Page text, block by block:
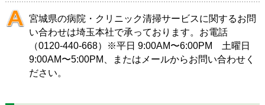
宮城県の病院・クリニック清掃サービスに関するお問
い合わせは埼玉本社で承っております。お電話
（0120-440-668）※平日 9:00AM〜6:00PM 土曜日
9:00AM〜5:00PM、または メールからお問い合わせく
ださい。